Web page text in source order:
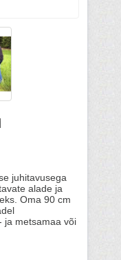
juhitavusega
alade ja
Oma 90 cm
ja metsamaa või